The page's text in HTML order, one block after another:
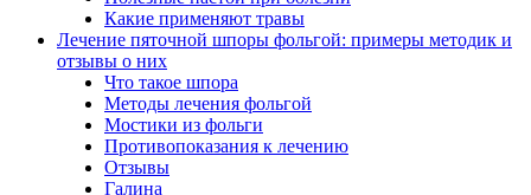
Какие применяют травы
Лечение пяточной шпоры фольгой: примеры методик и
отзывы о них
Что такое шпора
Методы лечения фольгой
Мостики из фольги
Противопоказания к лечению
Отзывы
Галина